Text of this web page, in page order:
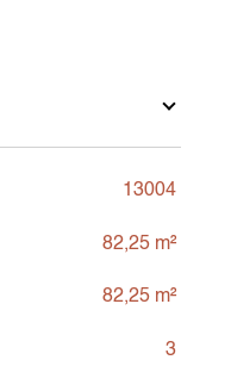
13004
82,25 m²
82,25 m²
3